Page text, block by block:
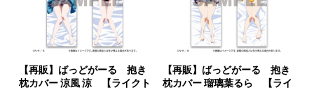
【再販】ばっどがーる 抱き
枕カバー 涼風 涼 【ライクト
【再販】ばっどがーる 抱き
枕カバー 瑠璃葉るら 【ライ